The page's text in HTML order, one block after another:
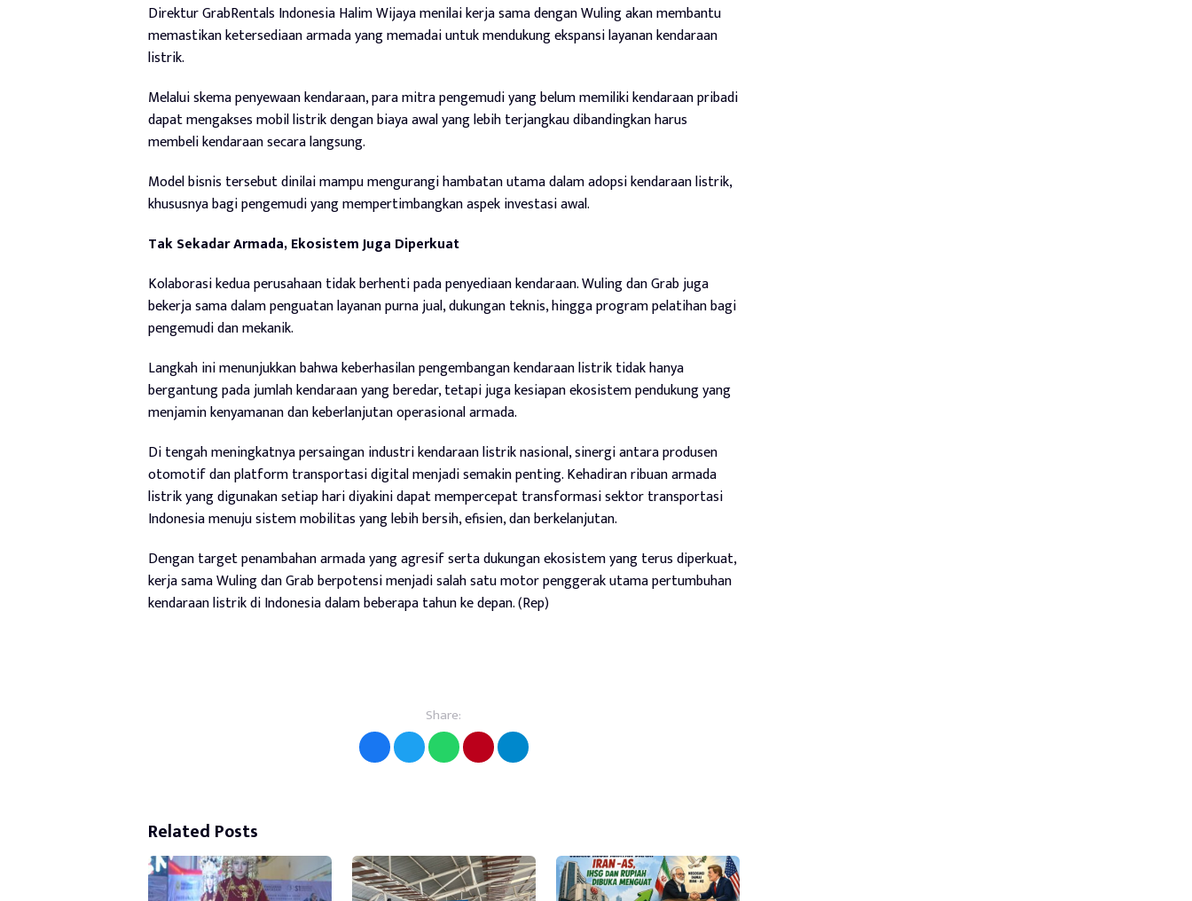
Direktur GrabRentals Indonesia Halim Wijaya menilai kerja sama dengan Wuling akan membantu
memastikan ketersediaan armada yang memadai untuk mendukung ekspansi layanan kendaraan
listrik.
Melalui skema penyewaan kendaraan, para mitra pengemudi yang belum memiliki kendaraan pribadi
dapat mengakses mobil listrik dengan biaya awal yang lebih terjangkau dibandingkan harus
membeli kendaraan secara langsung.
Model bisnis tersebut dinilai mampu mengurangi hambatan utama dalam adopsi kendaraan listrik,
khususnya bagi pengemudi yang mempertimbangkan aspek investasi awal.
Tak Sekadar Armada, Ekosistem Juga Diperkuat
Kolaborasi kedua perusahaan tidak berhenti pada penyediaan kendaraan. Wuling dan Grab juga
bekerja sama dalam penguatan layanan purna jual, dukungan teknis, hingga program pelatihan bagi
pengemudi dan mekanik.
Langkah ini menunjukkan bahwa keberhasilan pengembangan kendaraan listrik tidak hanya
bergantung pada jumlah kendaraan yang beredar, tetapi juga kesiapan ekosistem pendukung yang
menjamin kenyamanan dan keberlanjutan operasional armada.
Di tengah meningkatnya persaingan industri kendaraan listrik nasional, sinergi antara produsen
otomotif dan platform transportasi digital menjadi semakin penting. Kehadiran ribuan armada
listrik yang digunakan setiap hari diyakini dapat mempercepat transformasi sektor transportasi
Indonesia menuju sistem mobilitas yang lebih bersih, efisien, dan berkelanjutan.
Dengan target penambahan armada yang agresif serta dukungan ekosistem yang terus diperkuat,
kerja sama Wuling dan Grab berpotensi menjadi salah satu motor penggerak utama pertumbuhan
kendaraan listrik di Indonesia dalam beberapa tahun ke depan. (Rep)
Share:
Related Posts